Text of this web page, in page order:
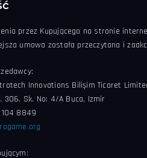
przez Kupującego na stronie
umowa została przeczytana i
Innovations Bilişim Ticaret
306. Sk. No: 4/A Buca, Izmir
104 8849